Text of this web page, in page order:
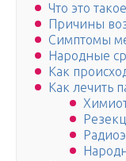
Что это
Причины
Симптомы
Народные
Как
Как лечить